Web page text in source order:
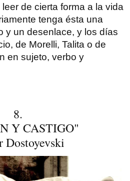
de cierta forma a la vida
tenga ésta una
y un desenlace, y los días
de Morelli, Talita o de
en sujeto, verbo y
8.
Y CASTIGO"
Dostoyevski